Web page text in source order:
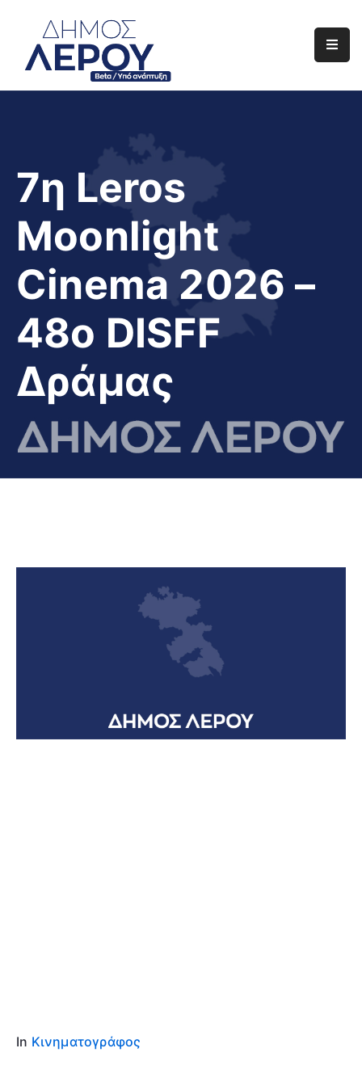
Αρχική
Διαφάνεια
Το
Νησί
Μας
7η Leros
Moonlight
Cinema 2026 –
48ο DISFF
Δράμας
In Κινηματογράφος